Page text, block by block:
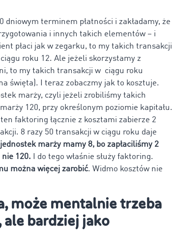
terminem płatności i zakładamy, że
i innych takich elementów – i
płaci jak w zegarku, to my takich transakcji
roku 12. Ale jeżeli skorzystamy z
to my takich transakcji w ciągu roku
święta). I teraz zobaczmy jak to kosztuje.
marży, czyli jeżeli zrobiliśmy takich
120, przy określonym poziomie kapitału.
faktoring łącznie z kosztami zabierze 2
8 razy 50 transakcji w ciągu roku daje
marży mamy 8, bo zapłaciliśmy 2
120. I do tego właśnie służy faktoring.
można więcej zarobić. Widmo kosztów nie
może mentalnie trzeba
bardziej jako